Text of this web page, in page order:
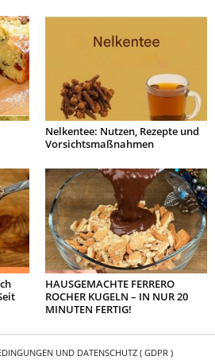
Nelkentee: Nutzen, Rezepte und
Vorsichtsmaßnahmen
HAUSGEMACHTE FERRERO
ROCHER KUGELN – IN NUR 20
MINUTEN FERTIG!
UND DATENSCHUTZ ( GDPR )